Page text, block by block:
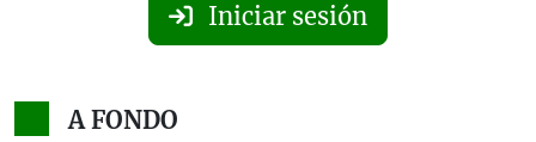
Iniciar sesión
A FONDO